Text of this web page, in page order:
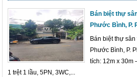
Bán biệt thự
Phước Bình, P.
Bán biệt thự
Phước Bình, P.
tích: 12m x 30m
1 trệt 1 lầu, 5PN, 3WC,...